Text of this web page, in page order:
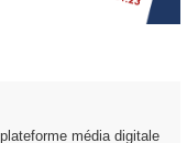
média digitale